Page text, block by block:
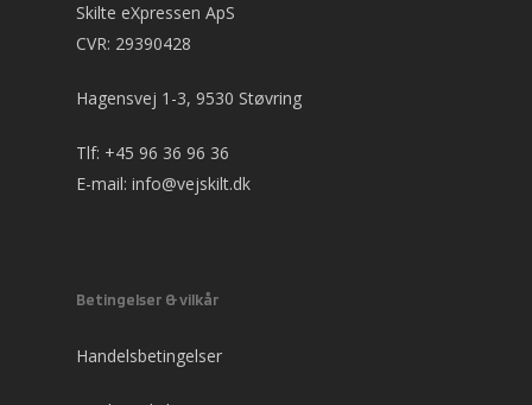
Skilte eXpressen ApS
CVR: 29390428
Hagensvej 1-3, 9530 Støvring
Tlf: +45 96 36 96 36
E-mail: info@vejskilt.dk
Betingelser & vilkår
Handelsbetingelser